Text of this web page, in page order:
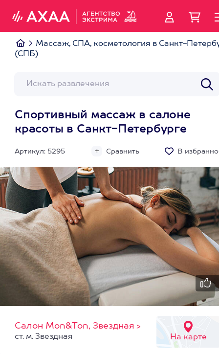
Массаж, СПА, косметология в Санкт-
(СПБ)
Спортивный массаж в салоне
красоты в Санкт-Петербурге
Артикул: 5295 Сравнить В
Салон Mon&Ton, Звездная >
На карте
ст. м. Звездная